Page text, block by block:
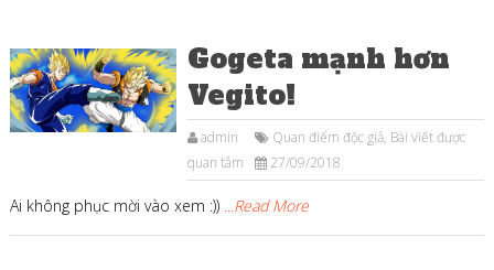
Gogeta mạnh hơn
Vegito!
admin Quan điểm độc giả, Bài viết được
quan tâm
27/09/2018
Ai không phục mời vào xem :)) ...Read More